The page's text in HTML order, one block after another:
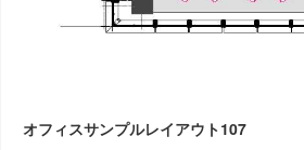
オフィスサンプルレイアウト107